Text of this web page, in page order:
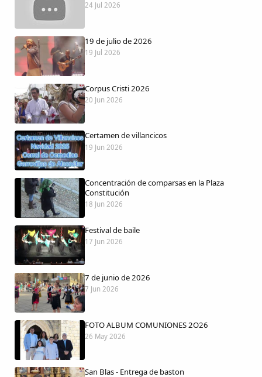
Modo oscuro
24 Jul 2026
19 de julio de 2026
19 Jul 2026
Corpus Cristi 2026
20 Jun 2026
Certamen de villancicos
19 Jun 2026
Concentración de comparsas en la Plaza
Constitución
18 Jun 2026
Festival de baile
17 Jun 2026
7 de junio de 2026
7 Jun 2026
FOTO ALBUM COMUNIONES 2O26
26 May 2026
San Blas - Entrega de baston
Compartir en Facebook
Compartir en Twitter
Copiar enlace